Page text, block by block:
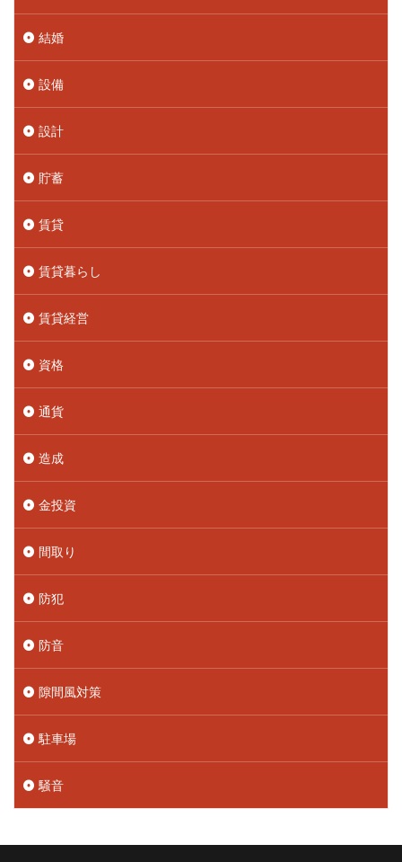
結婚
設備
設計
貯蓄
賃貸
賃貸暮らし
賃貸経営
資格
通貨
造成
金投資
間取り
防犯
防音
隙間風対策
駐車場
騒音